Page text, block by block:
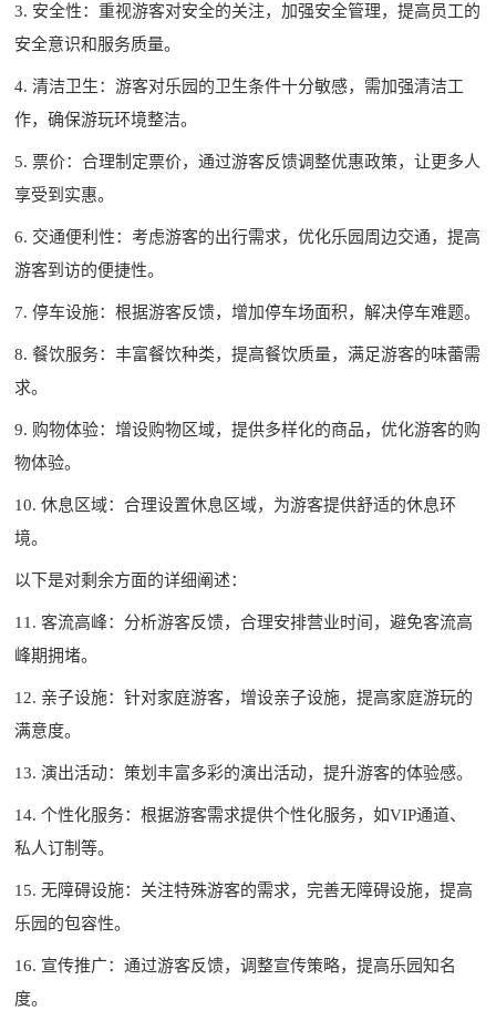
3. 安全性：重视游客对安全的关注，加强安全管理，提高员工的
安全意识和服务质量。
4. 清洁卫生：游客对乐园的卫生条件十分敏感，需加强清洁工
作，确保游玩环境整洁。
5. 票价：合理制定票价，通过游客反馈调整优惠政策，让更多人
享受到实惠。
6. 交通便利性：考虑游客的出行需求，优化乐园周边交通，提高
游客到访的便捷性。
7. 停车设施：根据游客反馈，增加停车场面积，解决停车难题。
8. 餐饮服务：丰富餐饮种类，提高餐饮质量，满足游客的味蕾需
求。
9. 购物体验：增设购物区域，提供多样化的商品，优化游客的购
物体验。
10. 休息区域：合理设置休息区域，为游客提供舒适的休息环
境。
以下是对剩余方面的详细阐述：
11. 客流高峰：分析游客反馈，合理安排营业时间，避免客流高
峰期拥堵。
12. 亲子设施：针对家庭游客，增设亲子设施，提高家庭游玩的
满意度。
13. 演出活动：策划丰富多彩的演出活动，提升游客的体验感。
14. 个性化服务：根据游客需求提供个性化服务，如VIP通道、
私人订制等。
15. 无障碍设施：关注特殊游客的需求，完善无障碍设施，提高
乐园的包容性。
16. 宣传推广：通过游客反馈，调整宣传策略，提高乐园知名
度。